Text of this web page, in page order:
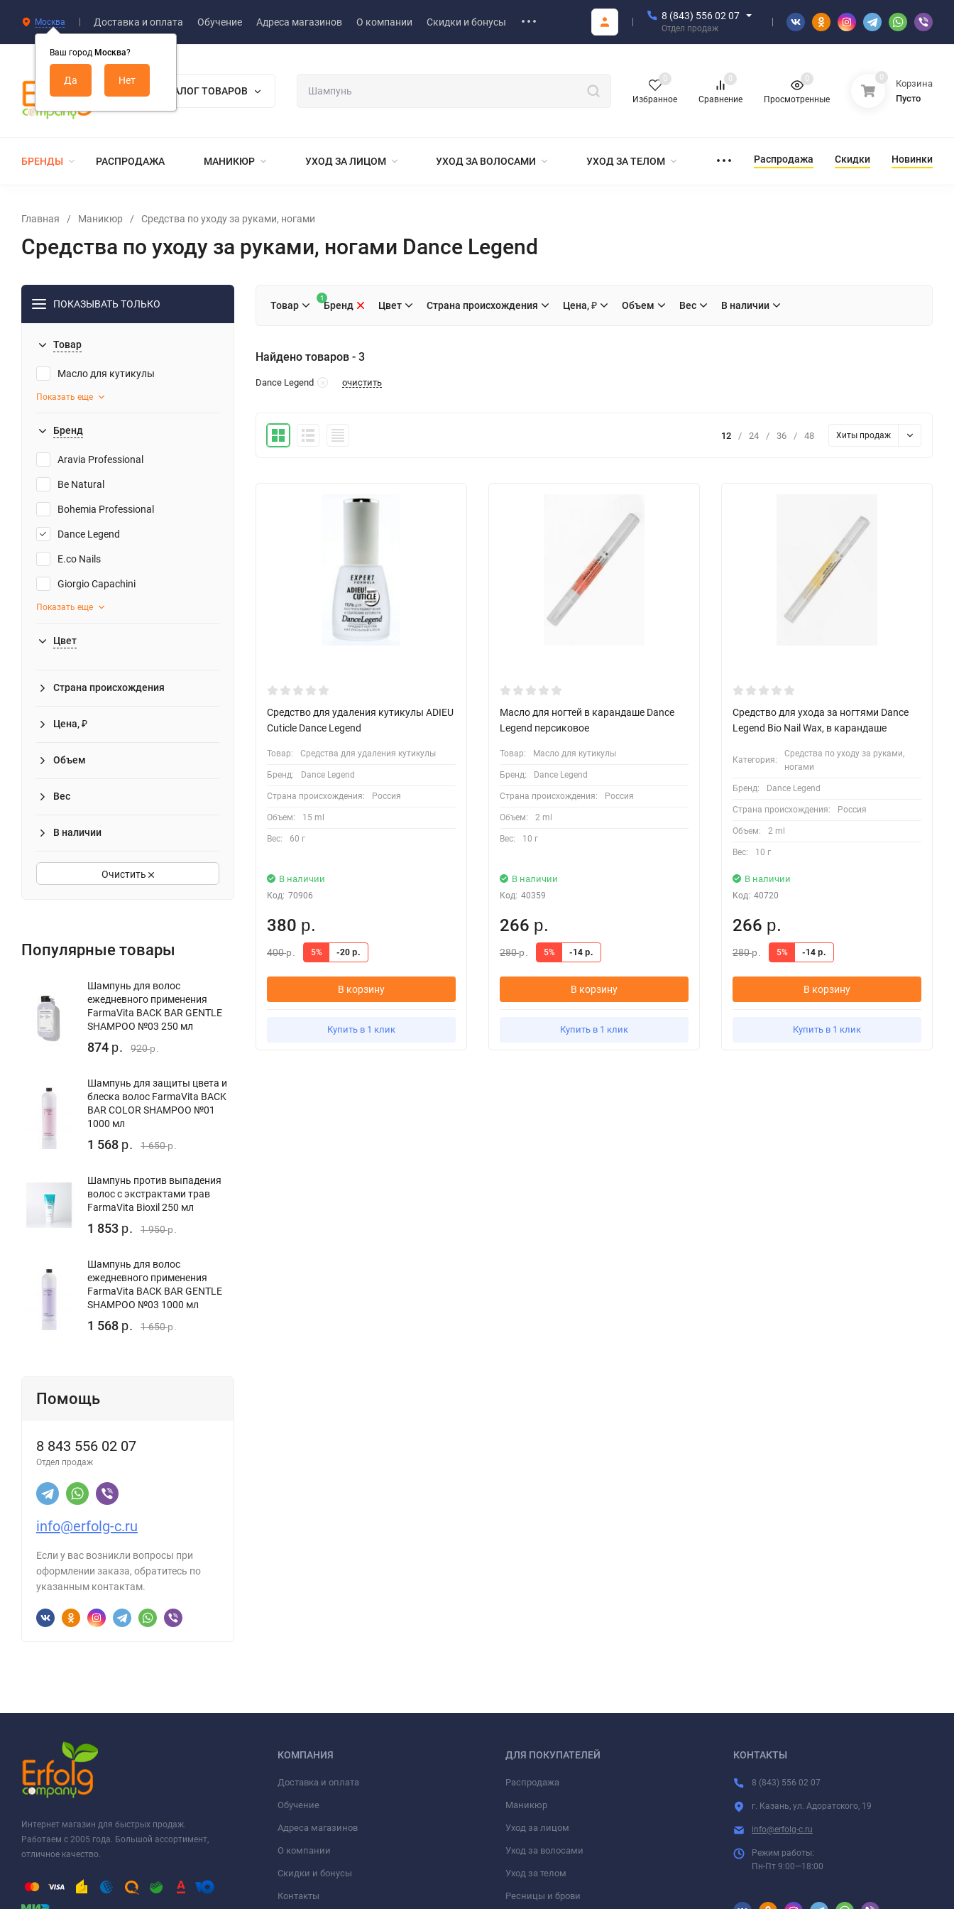
Москва
Ваш город Москва?
Доставка и оплата Обучение Адреса магазинов О компании Скидки и бонусы
8 (843) 556 02 07
Отдел продаж
КАТАЛОГ ТОВАРОВ
Избранное
0
Сравнение
0
Просмотренные
0 0
Корзина
Пусто
БРЕНДЫ РАСПРОДАЖА МАНИКЮР УХОД ЗА ЛИЦОМ УХОД ЗА ВОЛОСАМИ УХОД ЗА ТЕЛОМ Распродажа Скидки Новинки
Главная / Маникюр / Средства по уходу за руками, ногами
Средства по уходу за руками, ногами Dance Legend
ПОКАЗЫВАТЬ ТОЛЬКО
Товар
Масло для кутикулы
Показать еще
Бренд
Aravia Professional
Be Natural
Bohemia Professional
Dance Legend
E.co Nails
Giorgio Capachini
Показать еще
Цвет
Страна происхождения
Цена, ₽
Объем
Вес
В наличии
Очистить
Популярные товары
Шампунь для волос
ежедневного применения
FarmaVita BACK BAR GENTLE
SHAMPOO №03 250 мл
874 р. 920р.
Шампунь для защиты цвета и
блеска волос FarmaVita BACK
BAR COLOR SHAMPOO №01
1000 мл
1 568 р. 1 650р.
Шампунь против выпадения
волос с экстрактами трав
FarmaVita Bioxil 250 мл
1 853 р. 1 950р.
Шампунь для волос
ежедневного применения
FarmaVita BACK BAR GENTLE
SHAMPOO №03 1000 мл
1 568 р. 1 650р.
Помощь
8 843 556 02 07
Отдел продаж
info@erfolg-c.ru
Если у вас возникли вопросы при
оформлении заказа, обратитесь по
указанным контактам.
Товар Бренд
1
Цвет Страна происхождения Цена, ₽ Объем Вес В наличии
Найдено товаров - 3
Dance Legend очистить
12 / 24 / 36 / 48 Хиты продаж
Средство для удаления кутикулы ADIEU
Cuticle Dance Legend
Товар: Средства для удаления кутикулы
Бренд: Dance Legend
Страна происхождения: Россия
Объем: 15 ml
Вес: 60 г
В наличии
Код: 70906
380 р.
400р. 5% -20 р.
В корзину
Купить в 1 клик
Масло для ногтей в карандаше Dance
Legend персиковое
Товар: Масло для кутикулы
Бренд: Dance Legend
Страна происхождения: Россия
Объем: 2 ml
Вес: 10 г
В наличии
Код: 40359
266 р.
280р. 5% -14 р.
В корзину
Купить в 1 клик
Средство для ухода за ногтями Dance
Legend Bio Nail Wax, в карандаше
Категория:
Средства по уходу за руками,
ногами
Бренд: Dance Legend
Страна происхождения: Россия
Объем: 2 ml
Вес: 10 г
В наличии
Код: 40720
266 р.
280р. 5% -14 р.
В корзину
Купить в 1 клик
Интернет магазин для быстрых продаж.
Работаем с 2005 года. Большой ассортимент,
отличное качество.
КОМПАНИЯ
Доставка и оплата
Обучение
Адреса магазинов
О компании
Скидки и бонусы
Контакты
ДЛЯ ПОКУПАТЕЛЕЙ
Распродажа
Маникюр
Уход за лицом
Уход за волосами
Уход за телом
Ресницы и брови
КОНТАКТЫ
8 (843) 556 02 07
г. Казань, ул. Адоратского, 19
info@erfolg-c.ru
Режим работы:
Пн-Пт 9:00—18:00